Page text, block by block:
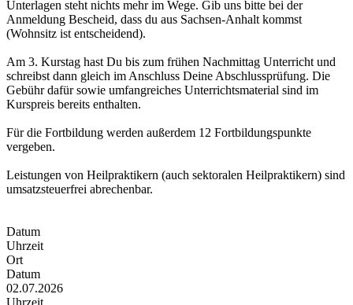
Unterlagen steht nichts mehr im Wege. Gib uns bitte bei der
Anmeldung Bescheid, dass du aus Sachsen-Anhalt kommst
(Wohnsitz ist entscheidend).
Am 3. Kurstag hast Du bis zum frühen Nachmittag Unterricht und
schreibst dann gleich im Anschluss Deine Abschlussprüfung. Die
Gebühr dafür sowie umfangreiches Unterrichtsmaterial sind im
Kurspreis bereits enthalten.
Für die Fortbildung werden außerdem 12 Fortbildungspunkte
vergeben.
Leistungen von Heilpraktikern (auch sektoralen Heilpraktikern) sind
umsatzsteuerfrei abrechenbar.
Datum
Uhrzeit
Ort
Datum
02.07.2026
Uhrzeit